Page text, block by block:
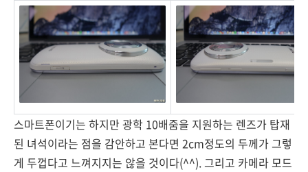
스마트폰이기는 하지만 광학 10배줌을 지원하는 렌즈가 탑재
된 녀석이라는 점을 감안하고 본다면 2cm정도의 두께가 그렇
게 두껍다고 느껴지지는 않을 것이다(^^). 그리고 카메라 모드